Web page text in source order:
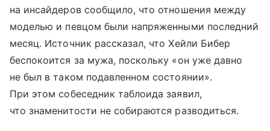
на инсайдеров сообщило, что отношения между
моделью и певцом были напряженными последний
месяц. Источник рассказал, что Хейли Бибер
беспокоится за мужа, поскольку «он уже давно
не был в таком подавленном состоянии».
При этом собеседник таблоида заявил,
что знаменитости не собираются разводиться.